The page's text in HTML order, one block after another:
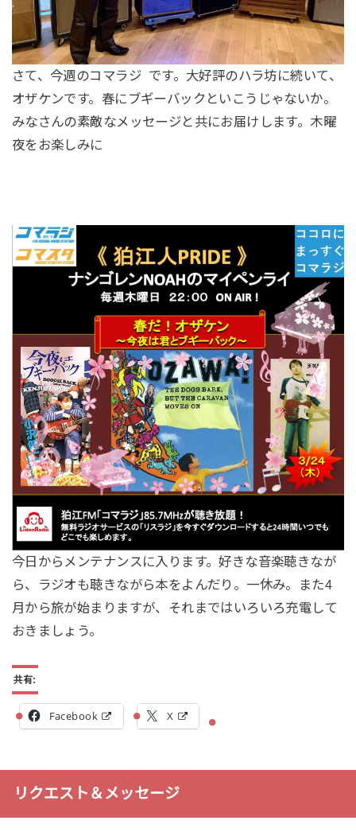
さて、今週のコマラジ です。大好評のハラ坊に続いて、
オザケンです。春にブギーバックといこうじゃないか。
みなさんの素敵なメッセージと共にお届けします。木曜
夜をお楽しみに
今日からメンテナンスに入ります。好きな音楽聴きなが
ら、ラジオも聴きながら本をよんだり。一休み。また4
月から旅が始まりますが、それまではいろいろ充電して
おきましょう。
共有:
Facebook X
リクエスト＆メッセージ